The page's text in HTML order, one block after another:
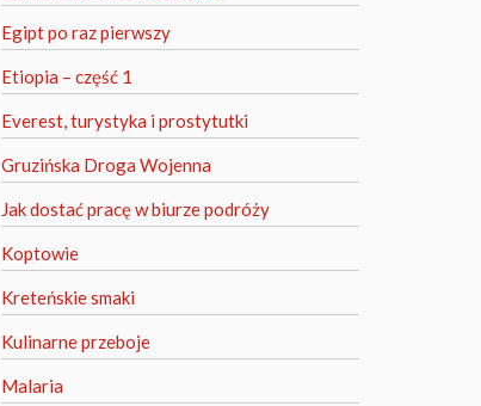
Egipt po raz pierwszy
Etiopia – część 1
Everest, turystyka i prostytutki
Gruzińska Droga Wojenna
Jak dostać pracę w biurze podróży
Koptowie
Kreteńskie smaki
Kulinarne przeboje
Malaria